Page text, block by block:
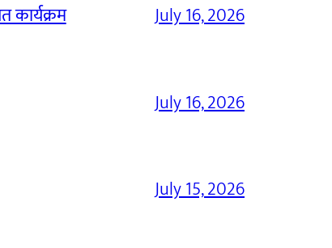
कार्यक्रम July 16, 2026
July 16, 2026
July 15, 2026